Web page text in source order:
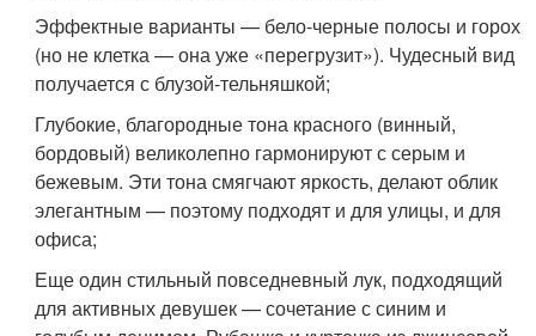
Эффектные варианты — бело-черные полосы и горох
(но не клетка — она уже «перегрузит»). Чудесный вид
получается с блузой-тельняшкой;
Глубокие, благородные тона красного (винный,
бордовый) великолепно гармонируют с серым и
бежевым. Эти тона смягчают яркость, делают облик
элегантным — поэтому подходят и для улицы, и для
офиса;
Еще один стильный повседневный лук, подходящий
для активных девушек — сочетание с синим и